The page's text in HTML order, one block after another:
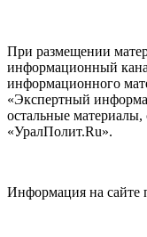
При размещении
информационный
информационного
«Экспертный
остальные
«УралПолит.Ru».
Информация на сайте